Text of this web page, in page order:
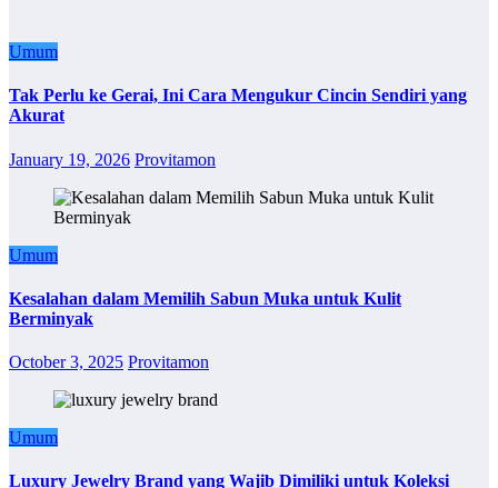
Umum
Tak Perlu ke Gerai, Ini Cara Mengukur Cincin Sendiri yang
Akurat
January 19, 2026 Provitamon
Umum
Kesalahan dalam Memilih Sabun Muka untuk Kulit
Berminyak
October 3, 2025 Provitamon
Umum
Luxury Jewelry Brand yang Wajib Dimiliki untuk Koleksi